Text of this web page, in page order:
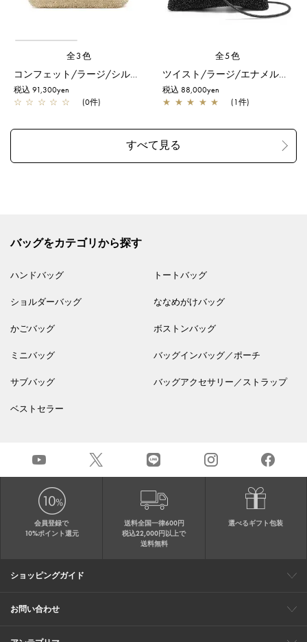
全3色
コンフェット/ラージ/シルバーゴールド
税込 91,300yen
☆ ☆ ☆ ☆ ☆ (0件)
全5色
ツイスト/ラージ/エナメルブラック
税込 88,000yen
★ ★ ★ ★ ★ (1件)
バッグをカテゴリから探す
ハンドバッグ トートバッグ
ショルダーバッグ ななめがけバッグ
かごバッグ ボストンバッグ
ミニバッグ バッグインバッグ／ポーチ
サブバッグ バッグアクセサリー／ストラップ
ベストセラー
会員登録で
10%ポイント還元
送料全国一律600円
税込22,000円以上で
送料無料
選べるギフト包装
ショッピングガイド
会員特典
ご購入・配送について
返品について
ギフト包装
FAQ
サイトマップ
お問い合わせ